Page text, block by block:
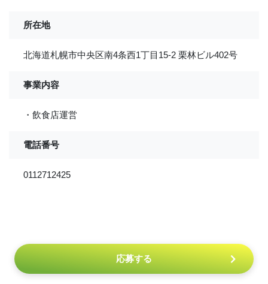
所在地
北海道札幌市中央区南4条西1丁目15-2 栗林ビル402号
事業内容
・飲食店運営
電話番号
0112712425
応募する